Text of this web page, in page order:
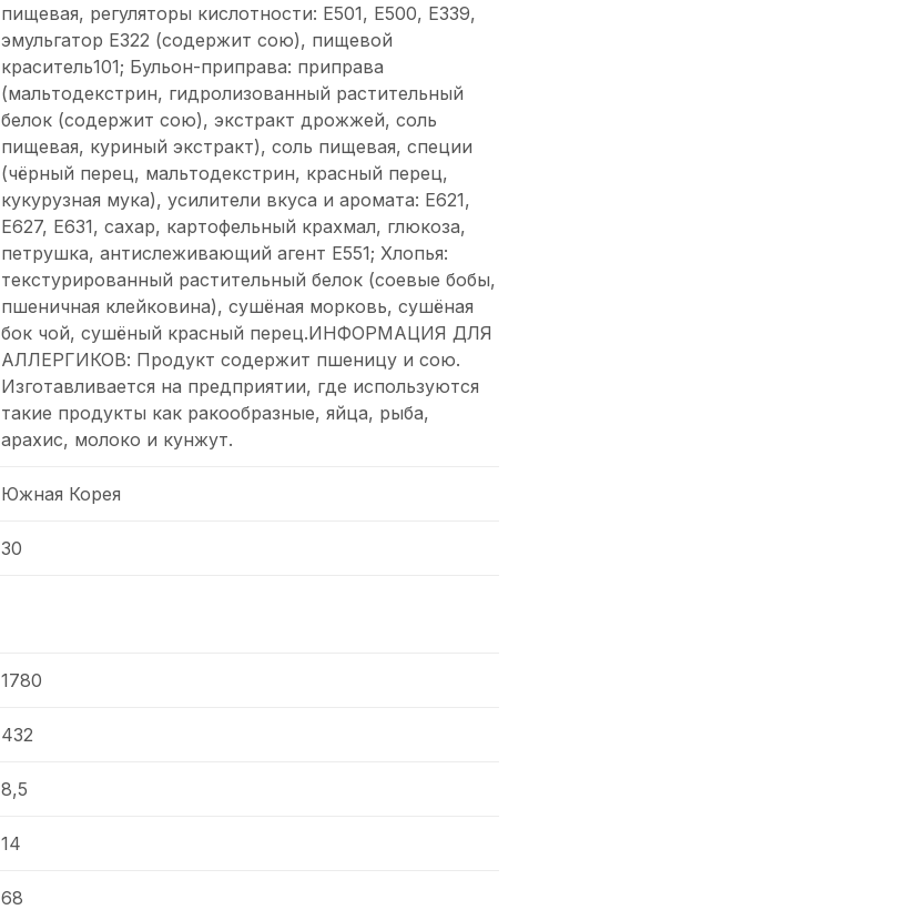
пищевая, регуляторы кислотности: Е501, Е500, Е339,
эмульгатор Е322 (содержит сою), пищевой
краситель101; Бульон-приправа: приправа
(мальтодекстрин, гидролизованный растительный
белок (содержит сою), экстракт дрожжей, соль
пищевая, куриный экстракт), соль пищевая, специи
(чёрный перец, мальтодекстрин, красный перец,
кукурузная мука), усилители вкуса и аромата: E621,
E627, E631, сахар, картофельный крахмал, глюкоза,
петрушка, антислеживающий агент Е551; Хлопья:
текстурированный растительный белок (соевые бобы,
пшеничная клейковина), сушёная морковь, сушёная
бок чой, сушёный красный перец.ИНФОРМАЦИЯ ДЛЯ
АЛЛЕРГИКОВ: Продукт содержит пшеницу и сою.
Изготавливается на предприятии, где используются
такие продукты как ракообразные, яйца, рыба,
арахис, молоко и кунжут.
Южная Корея
30
1780
432
8,5
14
68